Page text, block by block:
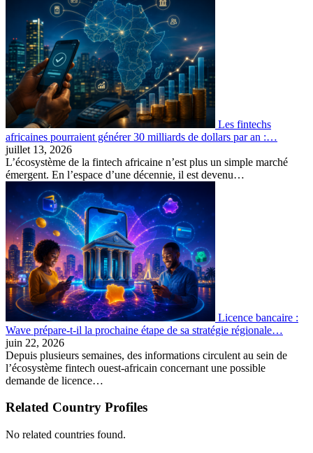
Les fintechs
africaines pourraient générer 30 milliards de dollars par an :…
juillet 13, 2026
L’écosystème de la fintech africaine n’est plus un simple marché
émergent. En l’espace d’une décennie, il est devenu…
Licence bancaire :
Wave prépare-t-il la prochaine étape de sa stratégie régionale…
juin 22, 2026
Depuis plusieurs semaines, des informations circulent au sein de
l’écosystème fintech ouest-africain concernant une possible
demande de licence…
Related Country Profiles
No related countries found.